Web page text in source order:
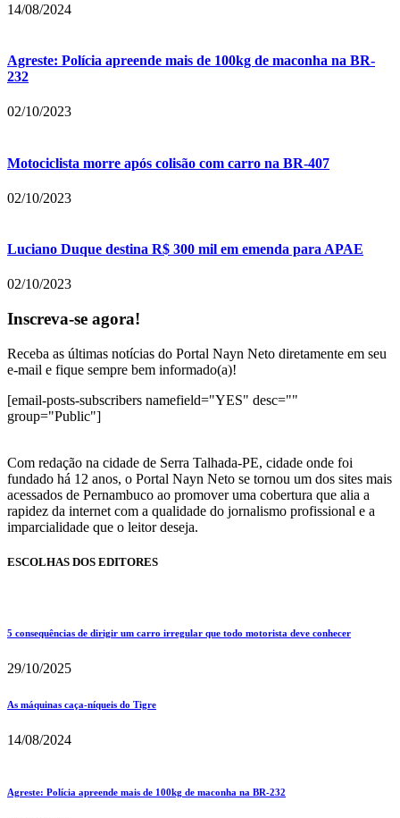
14/08/2024
Agreste: Polícia apreende mais de 100kg de maconha na BR-
232
02/10/2023
Motociclista morre após colisão com carro na BR-407
02/10/2023
Luciano Duque destina R$ 300 mil em emenda para APAE
02/10/2023
Inscreva-se agora!
Receba as últimas notícias do Portal Nayn Neto diretamente em seu
e-mail e fique sempre bem informado(a)!
[email-posts-subscribers namefield="YES" desc=""
group="Public"]
Com redação na cidade de Serra Talhada-PE, cidade onde foi
fundado há 12 anos, o Portal Nayn Neto se tornou um dos sites mais
acessados de Pernambuco ao promover uma cobertura que alia a
rapidez da internet com a qualidade do jornalismo profissional e a
imparcialidade que o leitor deseja.
ESCOLHAS DOS EDITORES
5 consequências de dirigir um carro irregular que todo motorista deve conhecer
29/10/2025
As máquinas caça-níqueis do Tigre
14/08/2024
Agreste: Polícia apreende mais de 100kg de maconha na BR-232